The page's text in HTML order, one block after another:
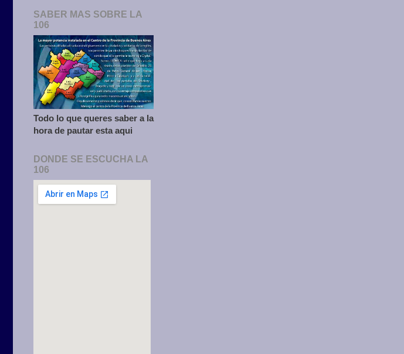
SABER MAS SOBRE LA
106
Todo lo que queres saber a la
hora de pautar esta aqui
DONDE SE ESCUCHA LA
106